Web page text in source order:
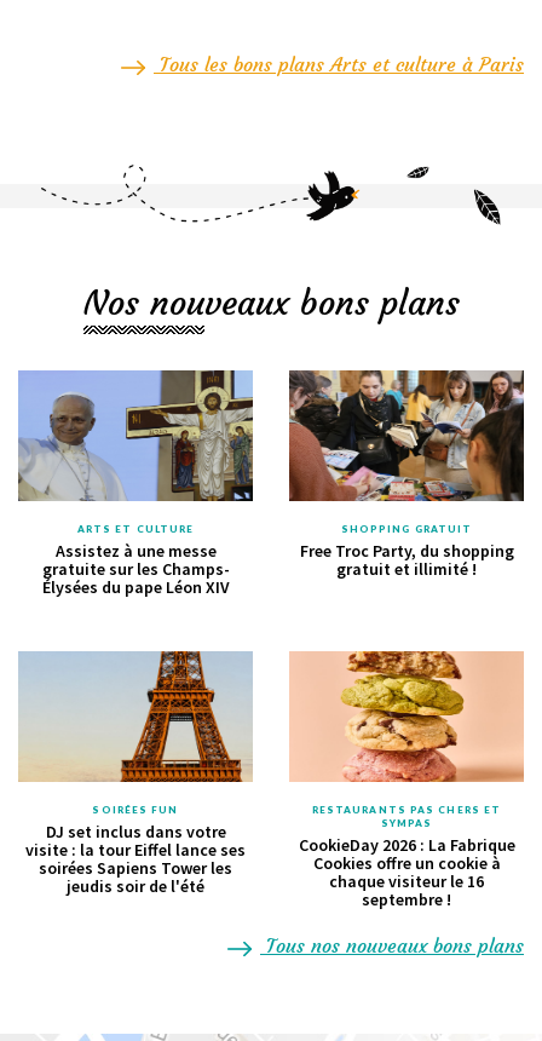
Tous les bons plans Arts et culture à Paris
Nos nouveaux bons plans
ARTS ET CULTURE
Assistez à une messe
gratuite sur les Champs-
Élysées du pape Léon XIV
SHOPPING GRATUIT
Free Troc Party, du shopping
gratuit et illimité !
SOIRÉES FUN
DJ set inclus dans votre
visite : la tour Eiffel lance ses
soirées Sapiens Tower les
jeudis soir de l'été
RESTAURANTS PAS CHERS ET
SYMPAS
CookieDay 2026 : La Fabrique
Cookies offre un cookie à
chaque visiteur le 16
septembre !
Tous nos nouveaux bons plans